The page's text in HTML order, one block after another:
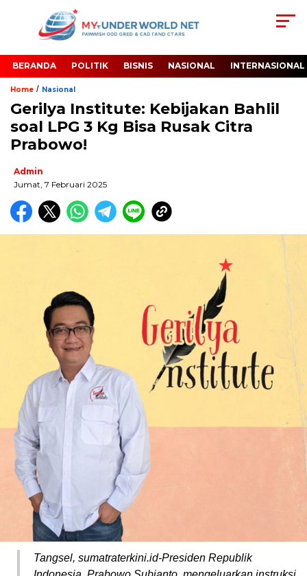
BERANDA POLITIK BISNIS NASIONAL INTERNASIONAL
Home / Nasional
Gerilya Institute: Kebijakan Bahlil
soal LPG 3 Kg Bisa Rusak Citra
Prabowo!
Admin
Jumat, 7 Februari 2025
Tangsel, sumatraterkini.id-Presiden Republik